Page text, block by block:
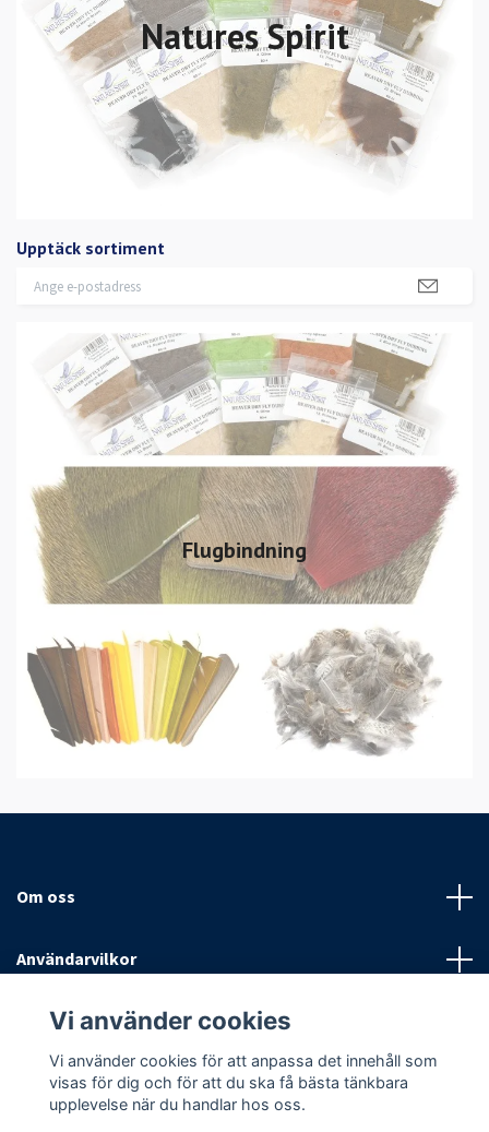
Natures Spirit
Upptäck sortiment
Flugbindning
Om oss
Användarvilkor
Sociala medier
Vi använder cookies
Vi använder cookies för att anpassa det innehåll som
visas för dig och för att du ska få bästa tänkbara
upplevelse när du handlar hos oss.